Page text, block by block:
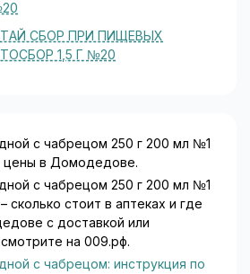
СБОР ПРИ ПИЩЕВЫХ
1,5 Г №20
с чабрецом 250 г 200 мл №1
в Домодедове.
с чабрецом 250 г 200 мл №1
стоит в аптеках и где
с доставкой или
на 009.рф.
с чабрецом: инструкция по